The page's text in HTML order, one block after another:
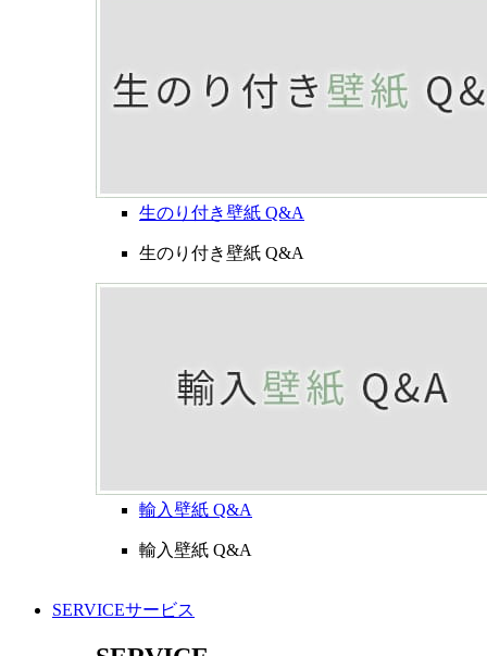
生のり付き壁紙 Q&A
生のり付き壁紙 Q&A
輸入壁紙 Q&A
輸入壁紙 Q&A
SERVICEサービス